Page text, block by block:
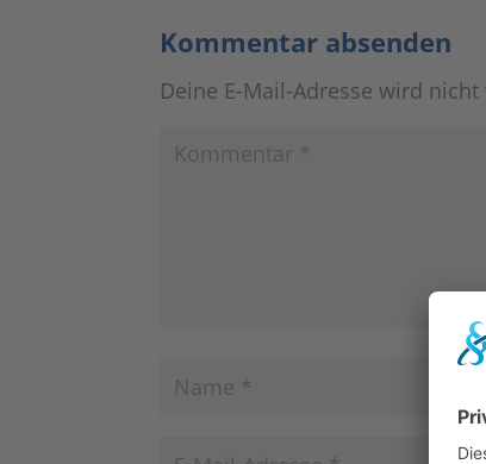
Kommentar absenden
Deine E-Mail-Adresse wird